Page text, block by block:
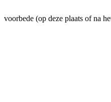
voorbede (op deze plaats of na